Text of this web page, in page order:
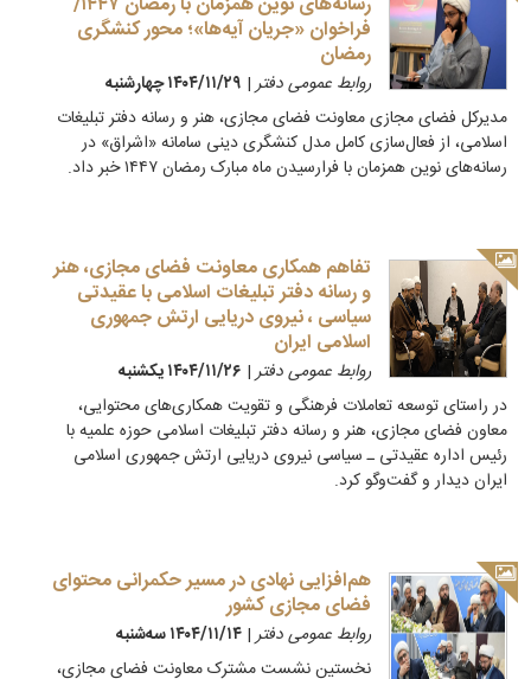
فراخوان «جریان آیه‌ها»؛ محور کنشگری
رمضان
روابط عمومی دفتر| ۱۴۰۴/۱۱/۲۹ چهارشنبه
مدیرکل فضای مجازی معاونت فضای مجازی، هنر و رسانه دفتر تبلیغات
اسلامی، از فعال‌سازی کامل مدل کنشگری دینی سامانه «اشراق» در
رسانه‌های نوین همزمان با فرارسیدن ماه مبارک رمضان ۱۴۴۷ خبر داد.
تفاهم همکاری معاونت فضای مجازی، هنر
و رسانه دفتر تبلیغات اسلامی با عقیدتی
سیاسی ، نیروی دریایی ارتش جمهوری
اسلامی ایران
روابط عمومی دفتر| ۱۴۰۴/۱۱/۲۶ يكشنبه
در راستای توسعه تعاملات فرهنگی و تقویت همکاری‌های محتوایی،
معاون فضای مجازی، هنر و رسانه دفتر تبلیغات اسلامی حوزه علمیه با
رئیس اداره عقیدتی ـ سیاسی نیروی دریایی ارتش جمهوری اسلامی
ایران دیدار و گفت‌وگو کرد.
هم‌افزایی نهادی در مسیر حکمرانی محتوای
فضای مجازی کشور
روابط عمومی دفتر| ۱۴۰۴/۱۱/۱۴ سه‌شنبه
نخستین نشست مشترک معاونت فضای مجازی،